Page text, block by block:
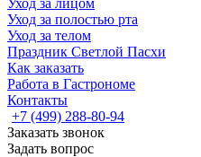
Уход за лицом
Уход за полостью рта
Уход за телом
Праздник Светлой Пасхи
Как заказать
Работа в Гастрономе
Контакты
+7 (499) 288-80-94
Заказать звонок
Задать вопрос